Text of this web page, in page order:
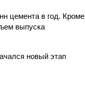
цемента в год. Кроме
выпуска
новый этап